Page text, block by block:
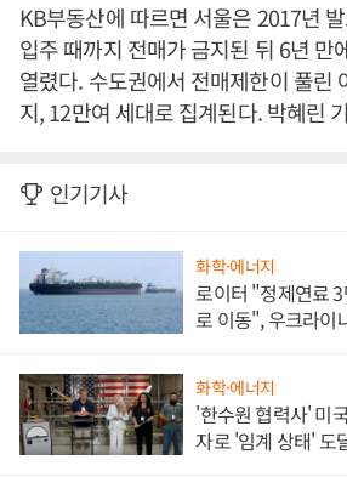
KB부동산에 따르면 서울은 2017년
입주 때까지 전매가 금지된 뒤 6년 만
열렸다. 수도권에서 전매제한이 풀린
지, 12만여 세대로 집계된다. 박혜린
인기기사
화학·에너지
로이터 "정제연료
로 이동", 우크라이
화학·에너지
'한수원 협력사' 미
자로 '임계 상태' 도